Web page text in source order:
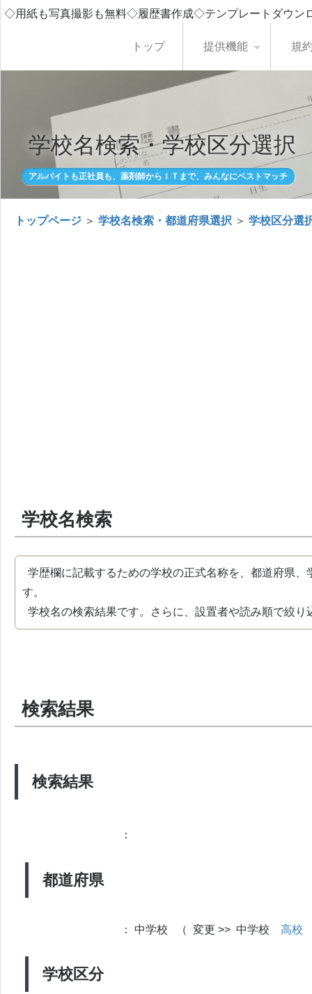
◇用紙も写真撮影も無料◇履歴書作成◇テンプレートダウ
トップ 提供機能 規
学校名検索・学校区分選択
アルバイトも正社員も、薬剤師からＩＴまで、みんなにベストマッチ
トップページ ＞ 学校名検索・都道府県選択 ＞ 学校区分選
学校名検索
学歴欄に記載するための学校の正式名称を、都道府県
す。
学校名の検索結果です。さらに、設置者や読み順で絞り
検索結果
検索結果
都道府県
：
学校区分
： 中学校 （ 変更 >> 中学校 高校